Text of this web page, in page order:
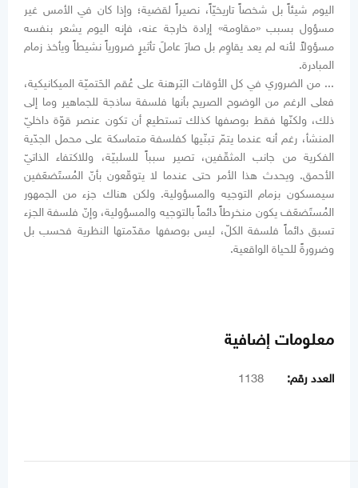
اليوم شيئاً بل شخصاً تاريخيّاً، نصيراً لقضية؛ وإذا كان في الأمس غير
مسؤول بسبب «مقاومة» إرادة خارجة عنه، فإنه اليوم يشعر بنفسه
مسؤولاً لأنه لم يعد يقاوِم بل صارَ عاملَ تأثيرٍ ضرورياً نشيطاً ويأخذ زمام
المبادرة.
... من الضروري في كل الأوقات البَرهنة على عُقم الحَتميّة الميكانيكية،
فعلى الرغم من الوضوح الصريح بأنها فلسفة ساذجة للجماهير وما إلى
ذلك، ولكنّها فقط بوصفها كذلك تستطيع أن تكون عنصر قوّة داخليّ
المنشأ، رغم أنه عندما يتمّ تبنّيها كفلسفة متماسكة على محمل الجدّية
الفكرية من جانب المثقّفين، تصير سبباً للسلبيّة، وللاكتفاء الذاتيّ
الأحمق. ويحدث هذا الأمر حتى عندما لا يتوقّعون بأنّ المُستَضعَفين
سيمسكون بزمام التوجيه والمسؤولية. ولكن هناك جزء من الجمهور
المُستَضعَف يكون منخرطاً دائماً بالتوجيه والمسؤولية، وإنّ فلسفة الجزء
تسبق دائماً فلسفة الكلّ، ليس بوصفها مقدّمتها النظرية فحسب بل
وضرورةً للحياة الواقعية.
معلومات إضافية
العدد رقم: 1138